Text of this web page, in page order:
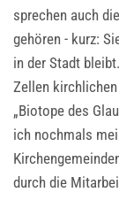
sprechen auch
gehören - kurz:
in der Stadt
Zellen
„Biotope des
ich nochmals
durch die